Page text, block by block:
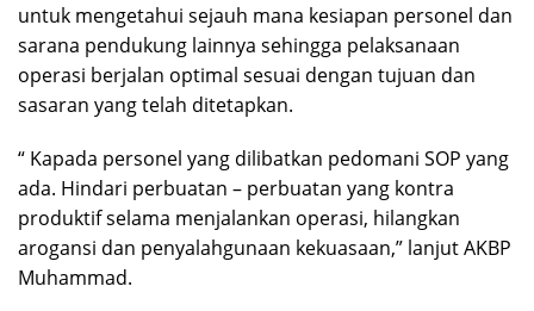
untuk mengetahui sejauh mana kesiapan personel dan
sarana pendukung lainnya sehingga pelaksanaan
operasi berjalan optimal sesuai dengan tujuan dan
sasaran yang telah ditetapkan.
“ Kapada personel yang dilibatkan pedomani SOP yang
ada. Hindari perbuatan – perbuatan yang kontra
produktif selama menjalankan operasi, hilangkan
arogansi dan penyalahgunaan kekuasaan,” lanjut AKBP
Muhammad.